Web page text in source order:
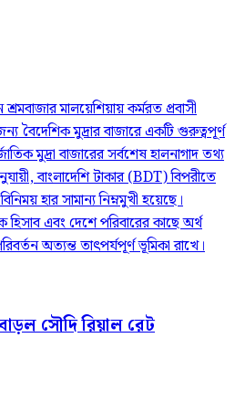
মালয়েশিয়ায় কর্মরত প্রবাসী
বৈদেশিক মুদ্রার বাজারে একটি গুরুত্বপূর্ণ
মুদ্রা বাজারের সর্বশেষ হালনাগাদ তথ্য
বাংলাদেশি টাকার (BDT) বিপরীতে
হার সামান্য নিম্নমুখী হয়েছে।
হিসাব এবং দেশে পরিবারের কাছে অর্থ
অত্যন্ত তাৎপর্যপূর্ণ ভূমিকা রাখে।
সৌদি রিয়াল রেট